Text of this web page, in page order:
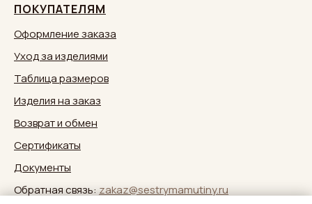
ПОКУПАТЕЛЯМ
Оформление заказа
Уход за изделиями
Таблица размеров
Изделия на заказ
Возврат и обмен
Сертификаты
Документы
Обратная связь: zakaz@sestrymamutiny.ru